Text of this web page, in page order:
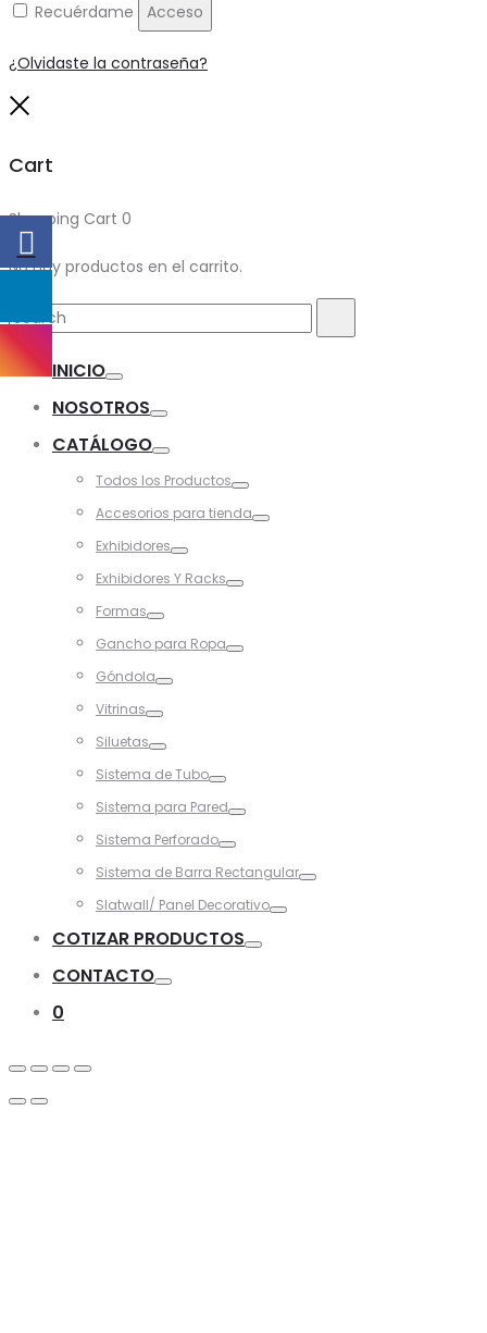
Recuérdame Acceso
¿Olvidaste la contraseña?
Cart
Shopping Cart 0
No hay productos en el carrito.
Search
for:
INICIO
NOSOTROS
CATÁLOGO
Todos los Productos
Accesorios para tienda
Exhibidores
Exhibidores Y Racks
Formas
Gancho para Ropa
Góndola
Vitrinas
Siluetas
Sistema de Tubo
Sistema para Pared
Sistema Perforado
Sistema de Barra Rectangular
Slatwall/ Panel Decorativo
COTIZAR PRODUCTOS
CONTACTO
0